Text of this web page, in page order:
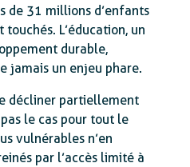
de 31 millions d’enfants
L’éducation, un
durable,
jamais un enjeu phare.
décliner partiellement
le cas pour tout le
vulnérables n’en
par l’accès limité à